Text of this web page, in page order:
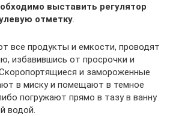
выставить регулятор
отметку
все продукты и емкости, проводят
избавившись от просрочки и
и замороженные
в миску и помещают в темное
погружают прямо в тазу в ванну
водой.